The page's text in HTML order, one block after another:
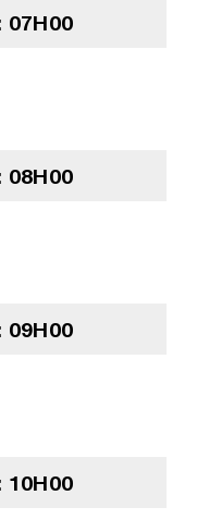
07H00
08H00
09H00
10H00